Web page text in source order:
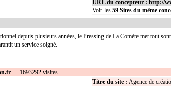
URL du concepteur : http://
Voir les 59 Sites du même
depuis plusieurs années, le Pressing de La Comète met tout
un service soigné.
1693292 visites
Titre du site : Agence de